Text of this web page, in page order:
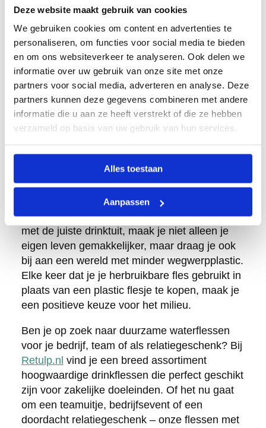
Deze website maakt gebruik van cookies
We gebruiken cookies om content en advertenties te
personaliseren, om functies voor social media te bieden
en om ons websiteverkeer te analyseren. Ook delen we
informatie over uw gebruik van onze site met onze
partners voor social media, adverteren en analyse. Deze
partners kunnen deze gegevens combineren met andere
informatie die u aan ze heeft verstrekt of die ze hebben
verzameld op basis van uw gebruik van hun services.
Alles toestaan
Aanpassen
Of je nu houdt van de eenvoud van een
schroeftuit of de functionaliteit van een
sporttuit, er zijn stijlvolle opties die jaren
meegaan.
Bij ons vind jewaterflessen met verschillende
soorten tuitendie allemaal BPA-vrij zijn en
volledig recyclebaar. We helpen je graag de
perfecte fles te vinden voor jouw situatie. Heeft
voor een zakelijk overzicht van
ons assortiment.
Door te kiezen voor een duurzame waterfles
met de juiste drinktuit, maak je niet alleen je
eigen leven gemakkelijker, maar draag je ook
bij aan een wereld met minder wegwerpplastic.
Elke keer dat je je herbruikbare fles gebruikt in
plaats van een plastic flesje te kopen, maak je
een positieve keuze voor het milieu.
Ben je op zoek naar duurzame waterflessen
voor je bedrijf, team of als relatiegeschenk? Bij
Retulp.nl vind je een breed assortiment
hoogwaardige drinkflessen die perfect geschikt
zijn voor zakelijke doeleinden. Of het nu gaat
om een teamuitje, bedrijfsevent of een
doordacht relatiegeschenk – onze flessen met